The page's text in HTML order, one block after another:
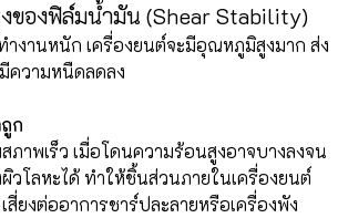
ของฟิล์มน้ำมัน (Shear Stability)
ำงานหนัก เครื่องยนต์จะมีอุณหภูมิสูงมาก ส่ง
ความหนืดลดลง
ก
ภาพเร็ว เมื่อโดนความร้อนสูงอาจบางลงจน
วโลหะได้ ทำให้ชิ้นส่วนภายในเครื่องยนต์
สี่ยงต่ออาการชาร์ปละลายหรือเครื่องพัง